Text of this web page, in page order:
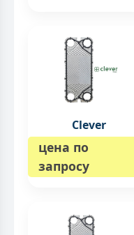
Clever
цена по
запросу